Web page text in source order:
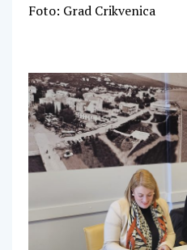
Foto: Grad Crikvenica